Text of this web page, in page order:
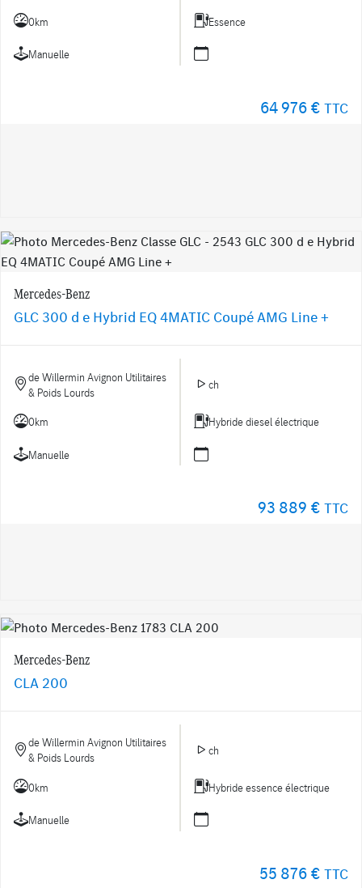
0km Essence
Manuelle
64 976 € TTC
Mercedes-Benz
GLC 300 d e Hybrid EQ 4MATIC Coupé AMG Line +
de Willermin Avignon Utilitaires
& Poids Lourds
ch
0km Hybride diesel électrique
Manuelle
93 889 € TTC
Mercedes-Benz
CLA 200
de Willermin Avignon Utilitaires
& Poids Lourds
ch
0km Hybride essence électrique
Manuelle
55 876 € TTC